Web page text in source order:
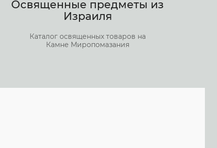
Освященные предметы из
Израиля
Каталог освященных товаров на
Камне Миропомазания